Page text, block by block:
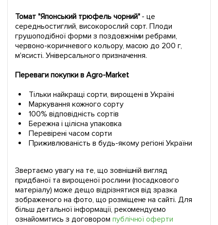
Томат "Японський трюфель чорний"- це
середньостиглий, високорослий сорт. Плоди
грушоподібної форми з поздовжніми ребрами,
червоно-коричневого кольору, масою до 200 г,
м'ясисті. Універсального призначення.
Переваги покупки в Agro-Market
Тільки найкращі сорти, вирощені в Україні
Маркування кожного сорту
100% відповідність сортів
Бережна і цілісна упаковка
Перевірені часом сорти
Приживлюваність в будь-якому регіоні України
Звертаємо увагу на те, що зовнішній вигляд
придбаної та вирощеної рослини (посадкового
матеріалу) може дещо відрізнятися від зразка
зображеного на фото, що розміщене на сайті. Для
більш детальної інформації, рекомендуємо
ознайомитись з договором публічної оферти